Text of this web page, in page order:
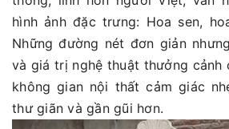
hình ảnh đặc trưng: Hoa sen,
Những đường nét đơn giản
và giá trị nghệ thuật thưởng cảnh
không gian nội thất cảm giác
thư giãn và gần gũi hơn.